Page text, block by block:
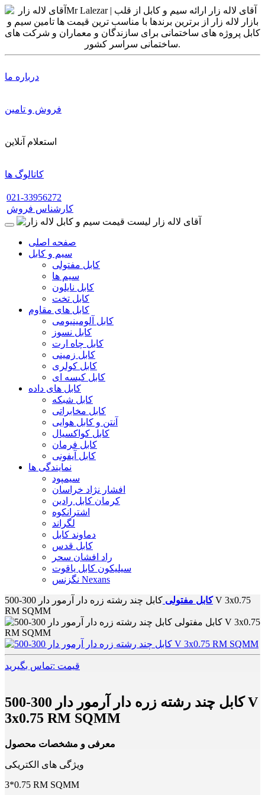
درباره ما
فروش و تامین
استعلام آنلاین
کاتالوگ ها
021-33956272
کارشناس فروش
صفحه اصلی
سیم و کابل
کابل مفتولی
سیم ها
کابل نایلون
کابل تخت
کابل های مقاوم
کابل آلومینیومی
کابل نسوز
کابل چاه ارت
کابل زمینی
کابل کولری
کابل کیسه ای
کابل های داده
کابل شبکه
کابل مخابراتی
آنتن و کابل هوایی
کابل کواکسیال
کابل فرمان
کابل آیفونی
نمایندگی ها
سیمپود
افشار نژاد خراسان
کرمان کابل رادین
اشترانکوه
لگراند
دماوند کابل
کابل قدس
راد افشان سحر
سیلیکون کابل یاقوت
نگزنس Nexans
کابل مفتولی
کابل چند رشته زره دار آرمور دار 300-500 V 3x0.75
RM SQMM
قیمت :تماس بگیرید
کابل چند رشته زره دار آرمور دار 300-500 V
3x0.75 RM SQMM
معرفی و مشخصات محصول
ویژگی های الکتریکی
3*0.75 RM SQMM